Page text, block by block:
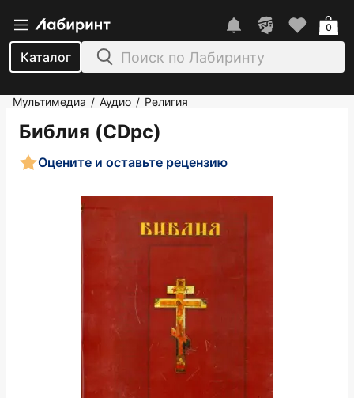
Каталог
0
Мультимедиа / Аудио / Религия
Библия (CDpc)
Оцените и оставьте рецензию